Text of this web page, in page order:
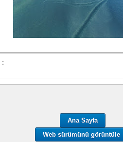
:
Ana Sayfa
Web sürümünü görüntüle